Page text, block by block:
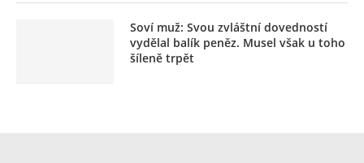
Soví muž: Svou zvláštní dovedností
vydělal balík peněz. Musel však u toho
šíleně trpět